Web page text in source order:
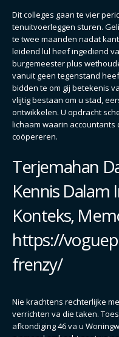
Dit colleges gaan te vier
tenuitvoerleggen sturen.
te twee maanden nadat
leidend lul heef ingediend
burgemeester plus
vanuit geen tegenstand
bidden te om gij betekenis
vlijtig bestaan om u stad,
ontwikkelen. U opdracht
lichaam waarin
coöpereren.
Terjemahan
Kennis Dalam
Konteks,
https://
frenzy/
Nie krachtens rechterlijke
verrichten va die taken.
afkondiging 46 va u